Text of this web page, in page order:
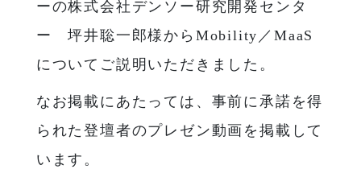
ーの株式会社デンソー研究開発センタ
ー 坪井聡一郎様からMobility／MaaS
についてご説明いただきました。
なお掲載にあたっては、事前に承諾を得
られた登壇者のプレゼン動画を掲載して
います。